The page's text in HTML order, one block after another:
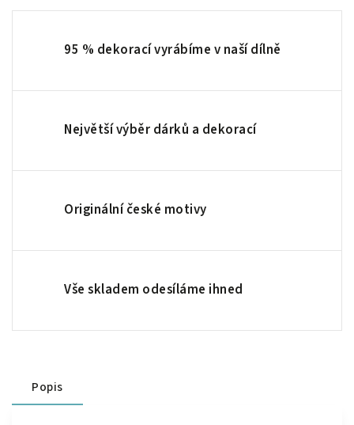
95 % dekorací vyrábíme v naší dílně
Největší výběr dárků a dekorací
Originální české motivy
Vše skladem odesíláme ihned
Popis